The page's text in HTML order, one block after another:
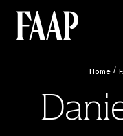
Home /